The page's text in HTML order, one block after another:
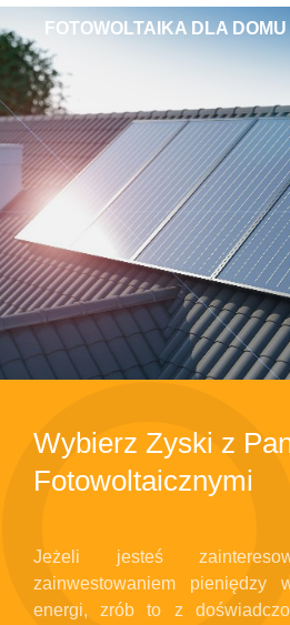
FOTOWOLTAIKA DLA DOMU
Wybierz Zyski z
Fotowoltaicznymi
Jeżeli jesteś
zainwestowaniem pieniędzy
energi, zrób to z